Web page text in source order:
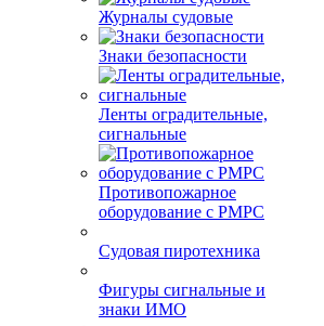
Газоанализаторы,
анемометры
Журналы судовые
Знаки безопасности
Ленты оградительные,
сигнальные
Противопожарное
Судовая пиротехника